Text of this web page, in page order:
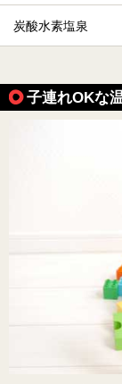
炭酸水素塩泉
子連れOKな